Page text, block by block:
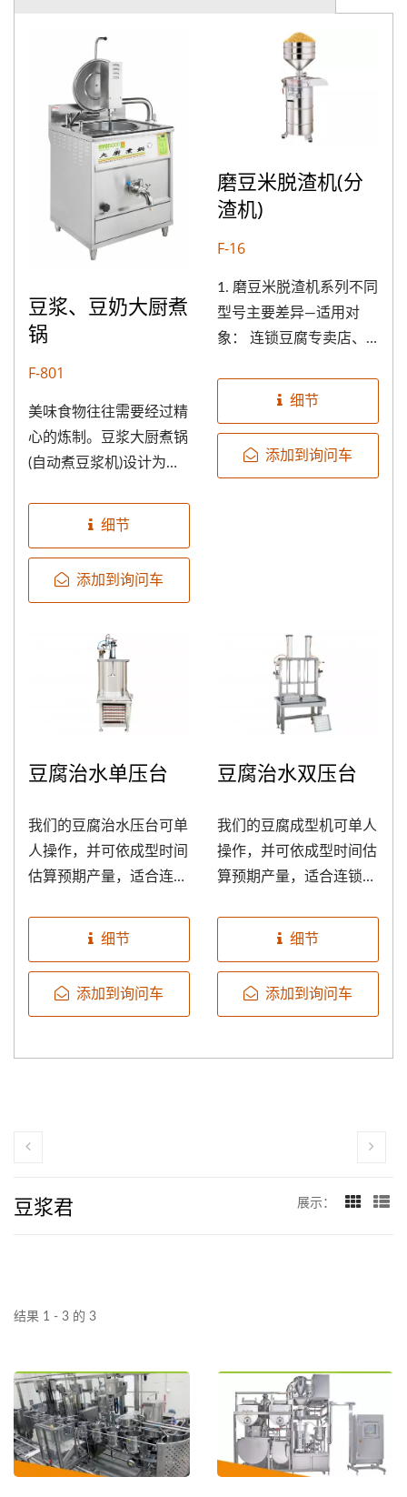
豆浆、豆奶大厨煮
锅
F-801
美味食物往往需要经过精
心的炼制。豆浆大厨煮锅
(自动煮豆浆机)设计为双
时间烹调不易烧焦、不易
与温度皆以面板操作，使
烹饪浓缩食物更加便利。
用来烹调米浆、浓汤、义
大利面酱等浓稠酱汁。
细节
添加到询问车
磨豆米脱渣机(分
渣机)
F-16
1. 磨豆米脱渣机系列不同
型号主要差异—适用对
象： 连锁豆腐专卖店、
豆浆等黄豆食品的生产
线、学校餐厅。 2....
细节
添加到询问车
豆腐治水单压台
我们的豆腐治水压台可单
人操作，并可依成型时间
估算预期产量，适合连锁
操作简便，可依产品特性
迅速调整。机器不锈钢材
用。 另外，豆腐治水压
细节
添加到询问车
豆腐治水双压台
我们的豆腐成型机可单人
操作，并可依成型时间估
算预期产量，适合连锁超
及三压台。 豆腐治水压
台解决传统上以石头或重
成型作业，不仅提升生产
细节
添加到询问车
豆浆君 展示：
结果 1 - 3 的 3